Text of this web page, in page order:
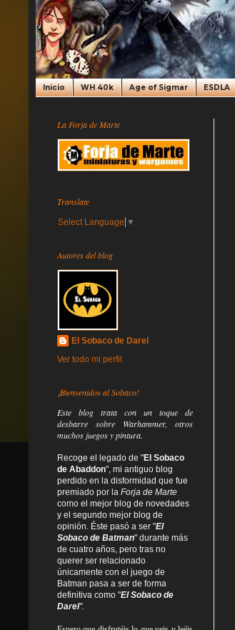
Inicio WH 40k Age of Sigmar ESDLA
La Forja de Marte
Translate
Select Language ▼
Autores del blog
El Sobaco de Darel
Ver todo mi perfil
¡Bienvenidos al Sobaco!
Este blog trata con un toque de
desbarre sobre Warhammer, otros
muchos juegos y pintura.
Recoge el legado de "El Sobaco
de Abaddon", mi antiguo blog
perdido en la disformidad que fue
premiado por la Forja de Marte
como el mejor blog de novedades
y el segundo mejor blog de
opinión. Éste pasó a ser "El
Sobaco de Batman" durante más
de cuatro años, pero tras no
querer ser relacionado
únicamente con el juego de
Batman pasa a ser de forma
definitiva como "El Sobaco de
Darel".